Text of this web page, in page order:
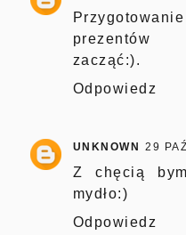
prezentów
zacząć:).
Odpowiedz
UNKNOWN 29
Z chęcią
mydło:)
Odpowiedz